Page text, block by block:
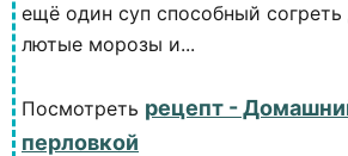
ещё один суп способный
лютые морозы и...
Посмотреть рецепт -
перловкой